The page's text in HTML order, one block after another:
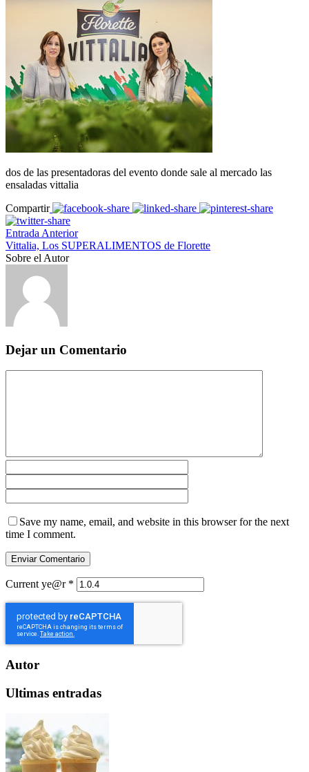
dos de las presentadoras del evento donde sale al mercado las
ensaladas vittalia
Compartir
Entrada Anterior
Vittalia, Los SUPERALIMENTOS de Florette
Sobre el Autor
Dejar un Comentario
Save my name, email, and website in this browser for the next
time I comment.
Current ye@r *
Autor
Ultimas entradas